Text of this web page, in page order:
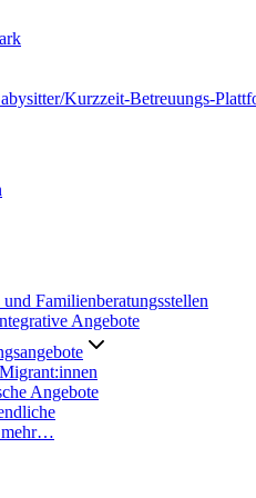
Kurzzeit-Betreuungs-
Familienberatungsstellen
Angebote
Angebote
mehr…